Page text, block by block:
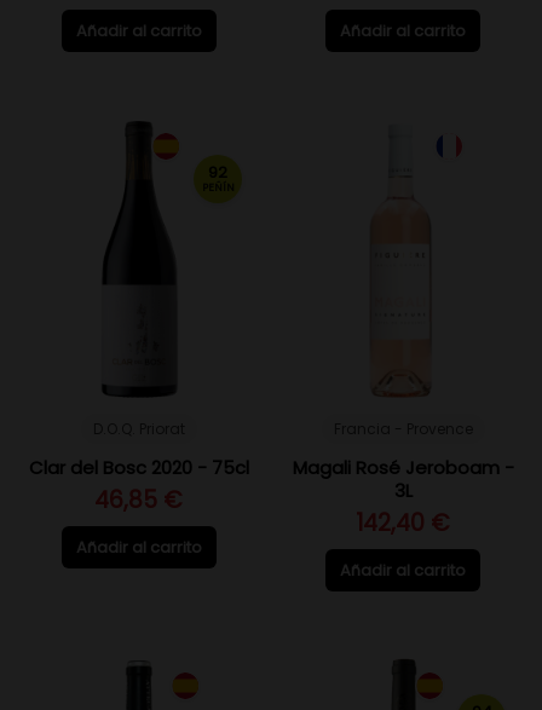
Añadir al carrito
Añadir al carrito
92
Clar del Bosc 2020 - 75cl
46,85 €
Añadir al carrito
Magali Rosé Jeroboam -
3L
142,40 €
Añadir al carrito